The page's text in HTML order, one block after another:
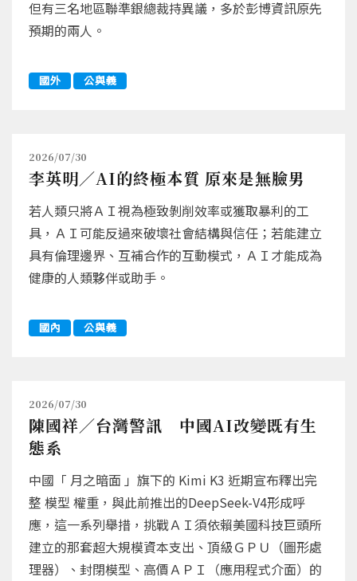
但有三名地區聯準銀總裁持異議，多於彭博資訊原先
預期的兩人。
國外 公與義
2026/07/30
李英明／AI的終極本質 原來是無臉男
若人類只將ＡＩ視為極致剝削效率或獲取暴利的工
具，ＡＩ可能反過來破壞社會結構與信任；若能建立
具有倫理邊界、互補合作的互動模式，ＡＩ才能成為
健康的人類夥伴或助手。
國內 公與義
2026/07/30
陳國祥／台灣警訊 中國AI改變既有生
態系
中國「 月之暗面 」旗下的 Kimi K3 近期宣布釋出完
整 模型 權重，與此前推出的DeepSeek-V4形成呼
應，這一系列舉措，挑戰ＡＩ須依賴美國科技巨頭所
建立的那套超大規模資本支出、頂級ＧＰＵ（圖形處
理器）、封閉模型、高價ＡＰＩ（應用程式介面）的